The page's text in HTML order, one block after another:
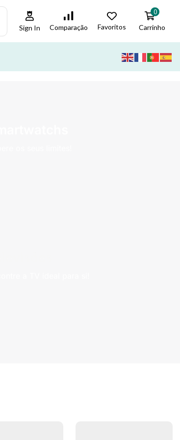
Sign In Comparação Favoritos
0
Carrinho